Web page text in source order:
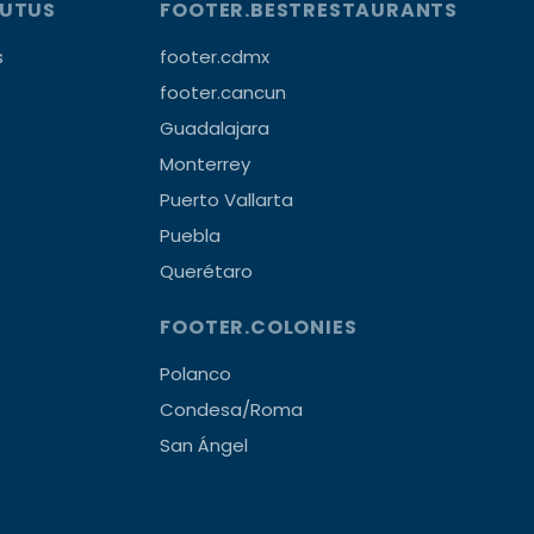
FOOTER.BESTRESTAURANTS
footer.cdmx
footer.cancun
Guadalajara
Monterrey
Puerto Vallarta
Puebla
Querétaro
FOOTER.COLONIES
Polanco
Condesa/Roma
San Ángel